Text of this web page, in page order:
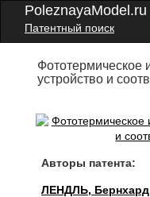
PoleznayaModel.ru
Патентный поиск
Фототермическое
устройство и
Авторы патента:
ЛЕНДЛЬ, Бернхард